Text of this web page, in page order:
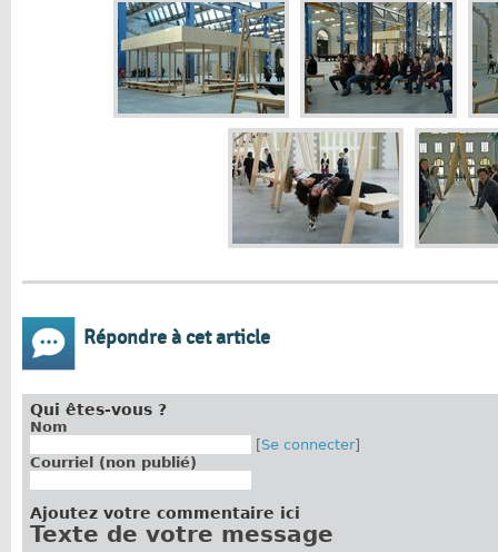
Répondre à cet article
Qui êtes-vous ?
Nom
[Se connecter]
Courriel (non publié)
Ajoutez votre commentaire ici
Texte de votre message